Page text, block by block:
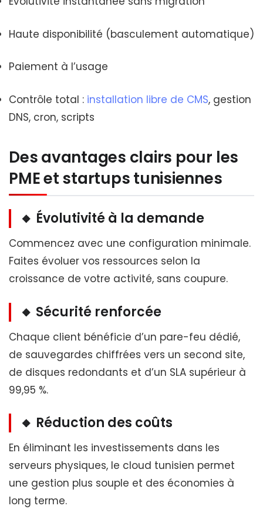
Haute disponibilité (basculement automatique)
Paiement à l’usage
Contrôle total : installation libre de CMS, gestion
DNS, cron, scripts
Des avantages clairs pour les
PME et startups tunisiennes
🔸 Évolutivité à la demande
Commencez avec une configuration minimale.
Faites évoluer vos ressources selon la
croissance de votre activité, sans coupure.
🔸 Sécurité renforcée
Chaque client bénéficie d’un pare-feu dédié,
de sauvegardes chiffrées vers un second site,
de disques redondants et d’un SLA supérieur à
99,95 %.
🔸 Réduction des coûts
En éliminant les investissements dans les
serveurs physiques, le cloud tunisien permet
une gestion plus souple et des économies à
long terme.